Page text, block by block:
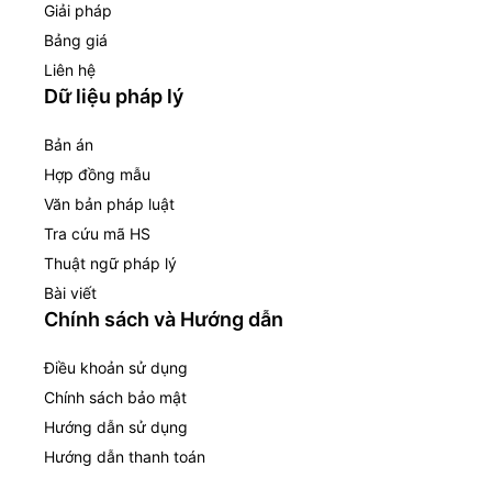
Giải pháp
Bảng giá
Liên hệ
Dữ liệu pháp lý
Bản án
Hợp đồng mẫu
Văn bản pháp luật
Tra cứu mã HS
Thuật ngữ pháp lý
Bài viết
Chính sách và Hướng dẫn
Điều khoản sử dụng
Chính sách bảo mật
Hướng dẫn sử dụng
Hướng dẫn thanh toán